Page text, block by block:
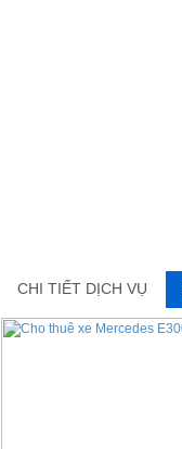
CHI TIẾT DỊCH VỤ